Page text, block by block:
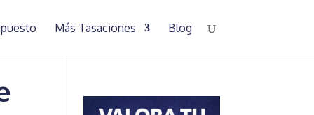
Más Tasaciones Blog